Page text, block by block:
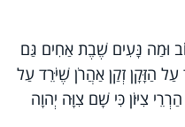
וּמַה נָּעִים שֶׁבֶת אַחִים גַּם
הַזָּקָן זְקַן אַהֲרֹן שֶׁיֹּרֵד עַל
צִיּוֹן כִּי שָׁם צִוָּה יְהוָה